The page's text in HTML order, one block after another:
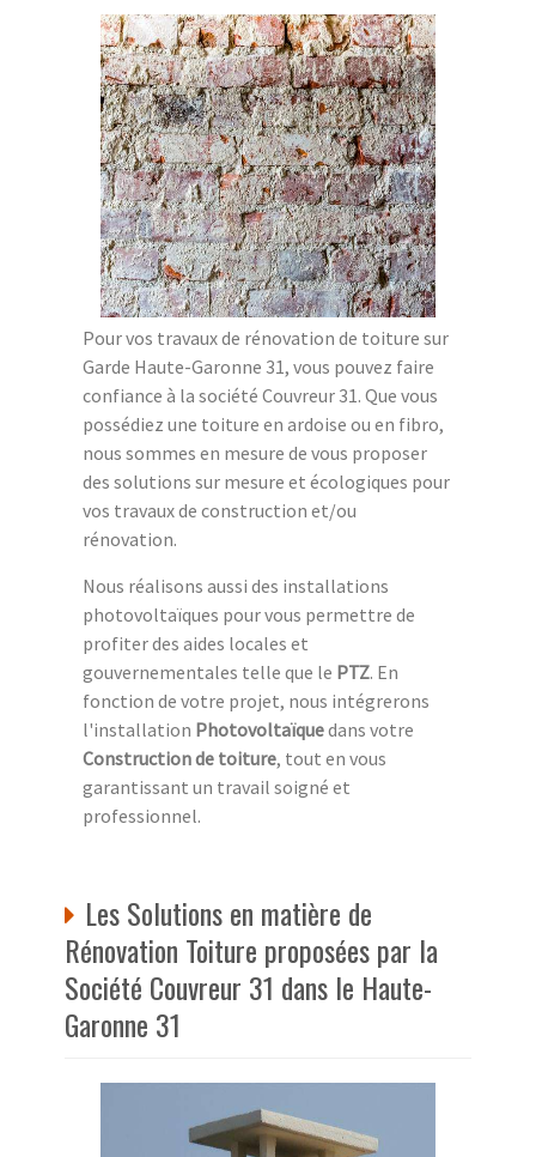
Pour vos travaux de rénovation de toiture sur
Garde Haute-Garonne 31, vous pouvez faire
confiance à la société Couvreur 31. Que vous
possédiez une toiture en ardoise ou en fibro,
nous sommes en mesure de vous proposer
des solutions sur mesure et écologiques pour
vos travaux de construction et/ou
rénovation.
Nous réalisons aussi des installations
photovoltaïques pour vous permettre de
profiter des aides locales et
gouvernementales telle que le PTZ. En
fonction de votre projet, nous intégrerons
l'installation Photovoltaïquedans votre
Construction de toiture, tout en vous
garantissant un travail soigné et
professionnel.
Les Solutions en matière de
Rénovation Toiture proposées par la
Société Couvreur 31 dans le Haute-
Garonne 31